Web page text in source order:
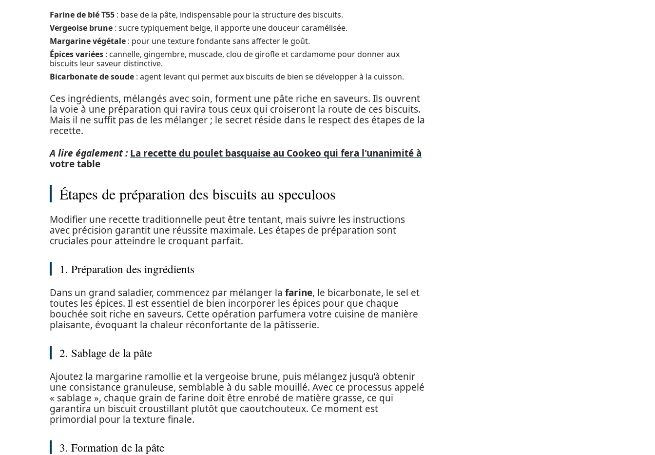
Farine de blé T55 : base de la pâte, indispensable pour la structure des biscuits.
Vergeoise brune : sucre typiquement belge, il apporte une douceur caramélisée.
Margarine végétale : pour une texture fondante sans affecter le goût.
Épices variées : cannelle, gingembre, muscade, clou de girofle et cardamome pour donner aux
biscuits leur saveur distinctive.
Bicarbonate de soude : agent levant qui permet aux biscuits de bien se développer à la cuisson.
Ces ingrédients, mélangés avec soin, forment une pâte riche en saveurs. Ils ouvrent
la voie à une préparation qui ravira tous ceux qui croiseront la route de ces biscuits.
Mais il ne suffit pas de les mélanger ; le secret réside dans le respect des étapes de la
recette.
A lire également : La recette du poulet basquaise au Cookeo qui fera l'unanimité à
votre table
Étapes de préparation des biscuits au speculoos
Modifier une recette traditionnelle peut être tentant, mais suivre les instructions
avec précision garantit une réussite maximale. Les étapes de préparation sont
cruciales pour atteindre le croquant parfait.
1. Préparation des ingrédients
Dans un grand saladier, commencez par mélanger la farine, le bicarbonate, le sel et
toutes les épices. Il est essentiel de bien incorporer les épices pour que chaque
bouchée soit riche en saveurs. Cette opération parfumera votre cuisine de manière
plaisante, évoquant la chaleur réconfortante de la pâtisserie.
2. Sablage de la pâte
Ajoutez la margarine ramollie et la vergeoise brune, puis mélangez jusqu’à obtenir
une consistance granuleuse, semblable à du sable mouillé. Avec ce processus appelé
« sablage », chaque grain de farine doit être enrobé de matière grasse, ce qui
garantira un biscuit croustillant plutôt que caoutchouteux. Ce moment est
primordial pour la texture finale.
3. Formation de la pâte